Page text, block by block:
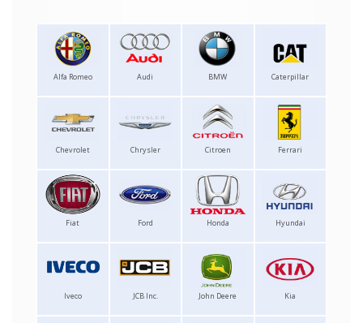
Alfa Romeo Audi BMW Caterpillar
Chevrolet Chrysler Citroen Ferrari
Fiat Ford Honda Hyundai
Iveco JCB Inc. John Deere Kia